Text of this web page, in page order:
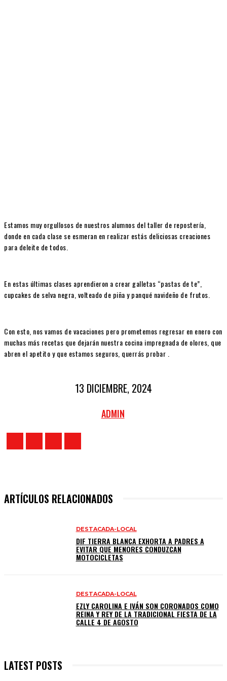
Estamos muy orgullosos de nuestros alumnos del taller de repostería,
donde en cada clase se esmeran en realizar estás deliciosas creaciones
para deleite de todos.
En estas últimas clases aprendieron a crear galletas “pastas de te”,
cupcakes de selva negra, volteado de piña y panqué navideño de frutos.
Con esto, nos vamos de vacaciones pero prometemos regresar en enero con
muchas más recetas que dejarán nuestra cocina impregnada de olores, que
abren el apetito y que estamos seguros, querrás probar .
13 DICIEMBRE, 2024
ADMIN
ARTÍCULOS RELACIONADOS
DESTACADA-LOCAL
DIF TIERRA BLANCA EXHORTA A PADRES A
EVITAR QUE MENORES CONDUZCAN
MOTOCICLETAS
DESTACADA-LOCAL
EZLY CAROLINA E IVÁN SON CORONADOS COMO
REINA Y REY DE LA TRADICIONAL FIESTA DE LA
CALLE 4 DE AGOSTO
LATEST POSTS